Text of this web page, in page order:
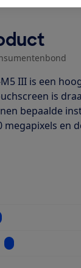
III is een
is
bepaalde
megapixels en
informatie
Bekijk informatie